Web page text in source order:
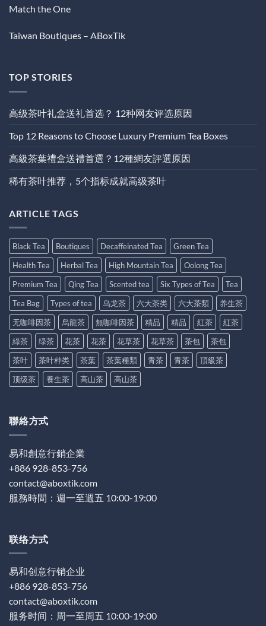
Match the One
Taiwan Boutiques – ABoxTik
TOP STORIES
高级茶叶礼盒送礼首选？ 12种网友评选原因
Top 12 Reasons to Choose Luxury Premium Tea Boxes
高級茶葉禮盒送禮首選？12種網友評選原因
稀有茶叶推荐，5个指标成就高级茶叶
ARTICLE TAGS
Black Tea Boutiques Decaffeinated Tea
Green Tea
Health Tea
Herbal Tea High Mountain Tea
Oolong Tea
Premium Tea
Qing Tea Scented tea Six Types of Tea
Tea
Tea Bag
Types of tea 乌龙茶 六大茶类 六大茶類
养生茶
无咖啡因茶
烏龍茶 無咖啡因茶 精品 精品 紅茶
紅茶
綠茶
绿茶 花茶 花茶 花草茶 花草茶 茶包
茶包
茶叶
茶叶种类 茶葉 茶葉種類 青茶 青茶
頂級茶
顶级茶
養生茶 高山茶 高山茶
聯絡方式
易和創意行銷企業
+886 928-853-756
contact@aboxtik.com
服務時間：週一至週五 10:00-19:00
联络方式
易和创意行销企业
+886 928-853-756
contact@aboxtik.com
服务时间：周一至周五 10:00-19:00